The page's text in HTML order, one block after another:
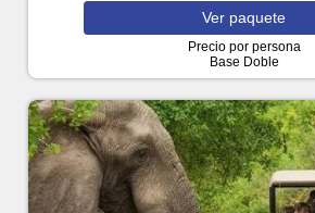
Ver paquete
Precio por persona
Base Doble